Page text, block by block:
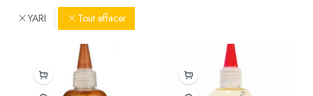
YARI Tout effacer